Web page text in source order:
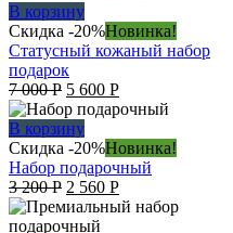
В корзину
Скидка -20%Новинка!
Статусный кожаный набор
подарок
7 000Р Original
price
was:
7
000 руб..
5 600 РCurrent
price
5
600 руб..
В корзину
Скидка -20%Новинка!
Набор подарочный
3 200Р Original
price
was:
2 560 РCurrent
price